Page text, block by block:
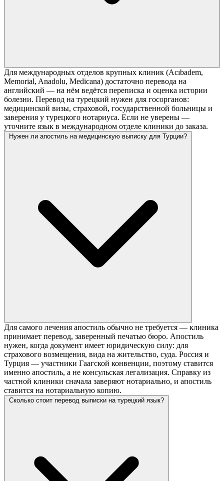
Для международных отделов крупных клиник (Acıbadem,
Memorial, Anadolu, Medicana) достаточно перевода на
английский — на нём ведётся переписка и оценка истории
болезни. Перевод на турецкий нужен для госорганов:
медицинской визы, страховой, государственной больницы и
заверения у турецкого нотариуса. Если не уверены —
уточните язык в международном отделе клиники до заказа.
Нужен ли апостиль на медицинскую выписку для Турции?
Для самого лечения апостиль обычно не требуется — клиника
принимает перевод, заверенный печатью бюро. Апостиль
нужен, когда документ имеет юридическую силу: для
страхового возмещения, вида на жительство, суда. Россия и
Турция — участники Гаагской конвенции, поэтому ставится
именно апостиль, а не консульская легализация. Справку из
частной клиники сначала заверяют нотариально, и апостиль
ставится на нотариальную копию.
Сколько стоит перевод выписки на турецкий язык?